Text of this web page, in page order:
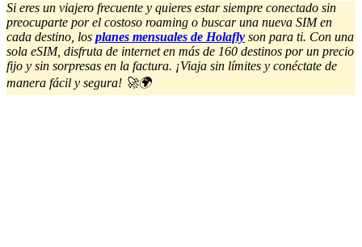
Si eres un viajero frecuente y quieres estar siempre conectado sin
preocuparte por el costoso roaming o buscar una nueva SIM en
cada destino, los planes mensuales de Holafly son para ti. Con una
sola eSIM, disfruta de internet en más de 160 destinos por un precio
fijo y sin sorpresas en la factura. ¡Viaja sin límites y conéctate de
manera fácil y segura! 🚀🌍